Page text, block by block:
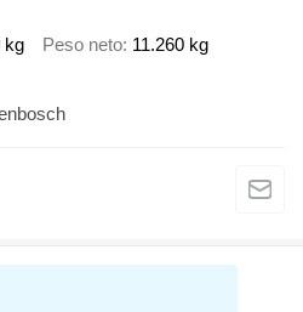
kg Peso neto 11.260 kg